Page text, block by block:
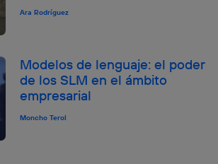
Ara Rodríguez
Modelos de lenguaje: el poder
de los SLM en el ámbito
empresarial
Moncho Terol